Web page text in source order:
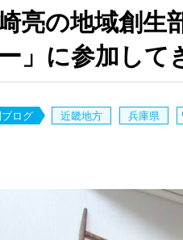
亮の地域創生
」に参加して
ログ 近畿地方 兵庫県